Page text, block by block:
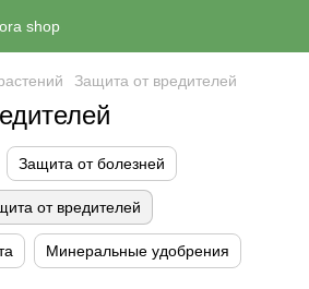
Защита от вредителей
Защита от болезней
от вредителей
Минеральные удобрения